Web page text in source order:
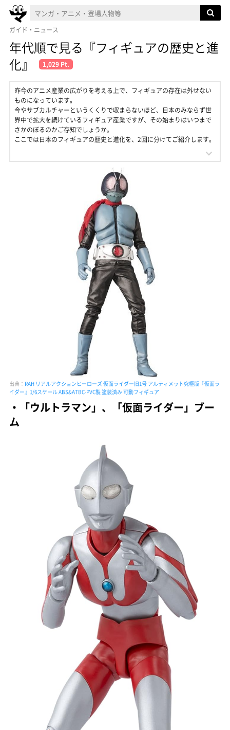
ガイド・ニュース
年代順で見る『フィギュアの歴史と進
化』
1,029 Pt.
昨今のアニメ産業の広がりを考える上で、フィギュアの存在は外せない
ものになっています。
今やサブカルチャーというくくりで収まらないほど、日本のみならず世
界中で拡大を続けているフィギュア産業ですが、その始まりはいつまで
さかのぼるのかご存知でしょうか。
ここでは日本のフィギュアの歴史と進化を、2回に分けてご紹介します。
出典： RAH リアルアクションヒーローズ 仮面ライダー旧1号 アルティメット究極版『仮面ラ
イダー』1/6スケール ABS&ATBC-PVC製 塗装済み 可動フィギュア
・「ウルトラマン」、「仮面ライダー」ブー
ム